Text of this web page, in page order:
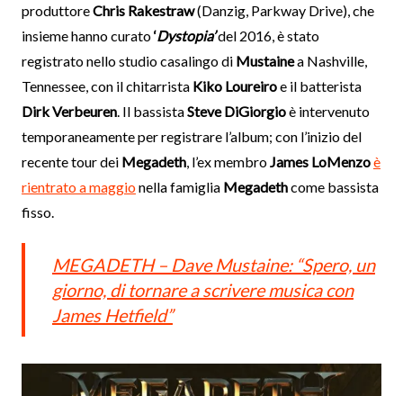
produttoreChris Rakestraw(Danzig, Parkway Drive), che
insieme hanno curato‘Dystopia’del 2016, è stato
registrato nello studio casalingo di Mustainea Nashville,
Tennessee, con il chitarrista Kiko Loureiroe il batterista
Dirk Verbeuren. Il bassistaSteve DiGiorgioè intervenuto
temporaneamente per registrare l’album; con l’inizio del
recente tour dei Megadeth, l’ex membro James LoMenzoè
rientrato a maggionella famiglia Megadethcome bassista
fisso.
MEGADETH – Dave Mustaine: “Spero, un
giorno, di tornare a scrivere musica con
James Hetfield”